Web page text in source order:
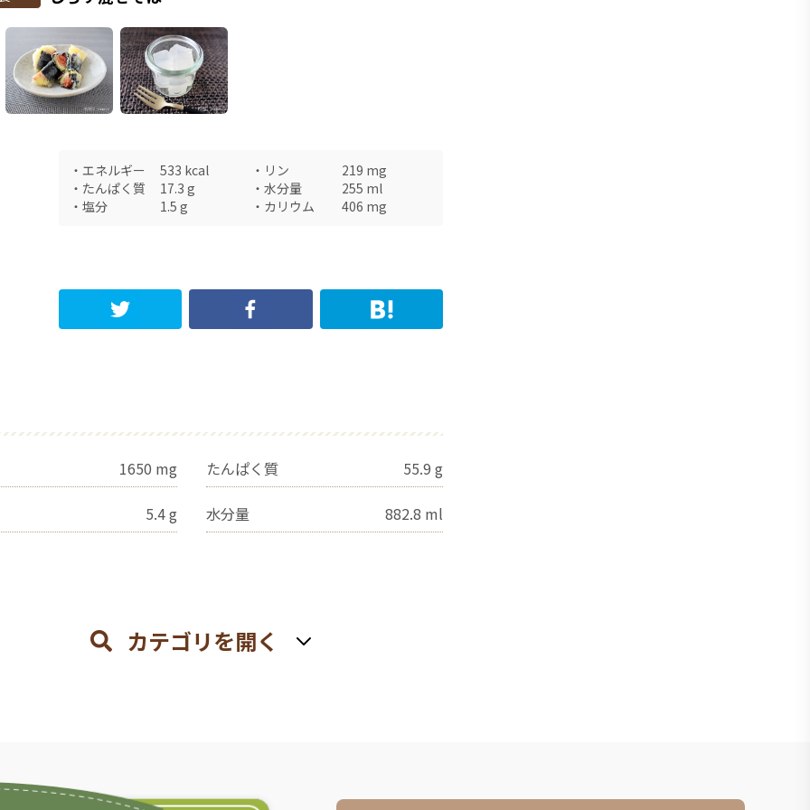
・ エネルギー 533 kcal ・ リン 219 mg
・ たんぱく質 17.3 g ・ 水分量 255 ml
・ 塩分 1.5 g ・ カリウム 406 mg
1650 mg たんぱく質 55.9 g
5.4g 水分量 882.8 ml
カテゴリを開く